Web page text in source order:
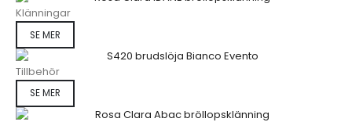
Klänningar
SE MER
Tillbehör
SE MER